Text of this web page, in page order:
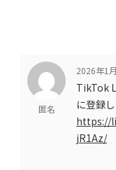
匿名
2026年1
TikTok
に登録
https://
jR1Az/